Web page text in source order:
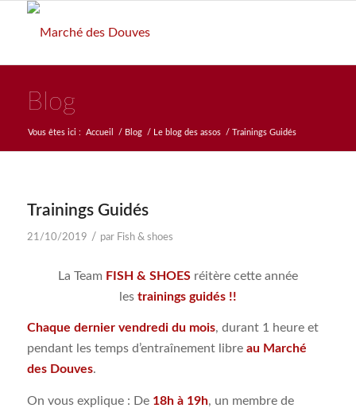
Blog
Vous êtes ici : Accueil / Blog / Le blog des assos / Trainings Guidés
Trainings Guidés
21/10/2019 / par Fish & shoes
La Team FISH & SHOESréitère cette année
les trainings guidés !!
Chaque dernier vendredi du mois, durant 1 heure et
pendant les temps d’entraînement libre au Marché
des Douves.
On vous explique : De 18h à 19h, un membre de